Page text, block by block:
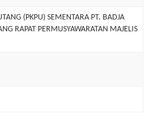
(PKPU) SEMENTARA PT. BADJA
RAPAT PERMUSYAWARATAN MAJELIS